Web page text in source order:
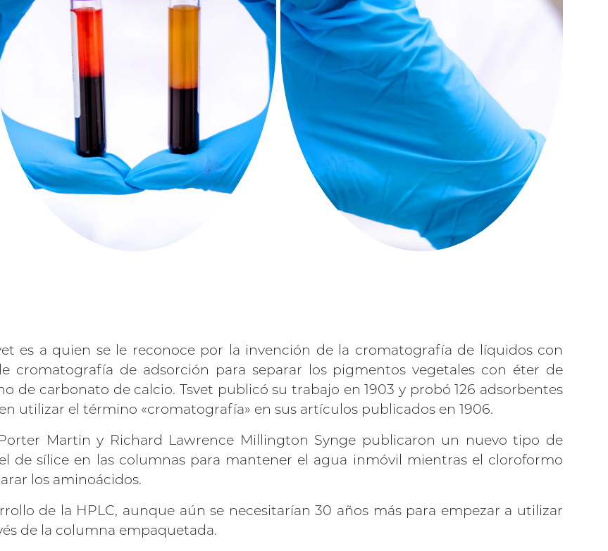
es a quien se le reconoce por la invención de la cromatografía de líquidos con
cromatografía de adsorción para separar los pigmentos vegetales con éter de
de carbonato de calcio. Tsvet publicó su trabajo en 1903 y probó 126 adsorbentes
utilizar el término «cromatografía» en sus artículos publicados en 1906.
Martin y Richard Lawrence Millington Synge publicaron un nuevo tipo de
de sílice en las columnas para mantener el agua inmóvil mientras el cloroformo
los aminoácidos.
de la HPLC, aunque aún se necesitarían 30 años más para empezar a utilizar
de la columna empaquetada.